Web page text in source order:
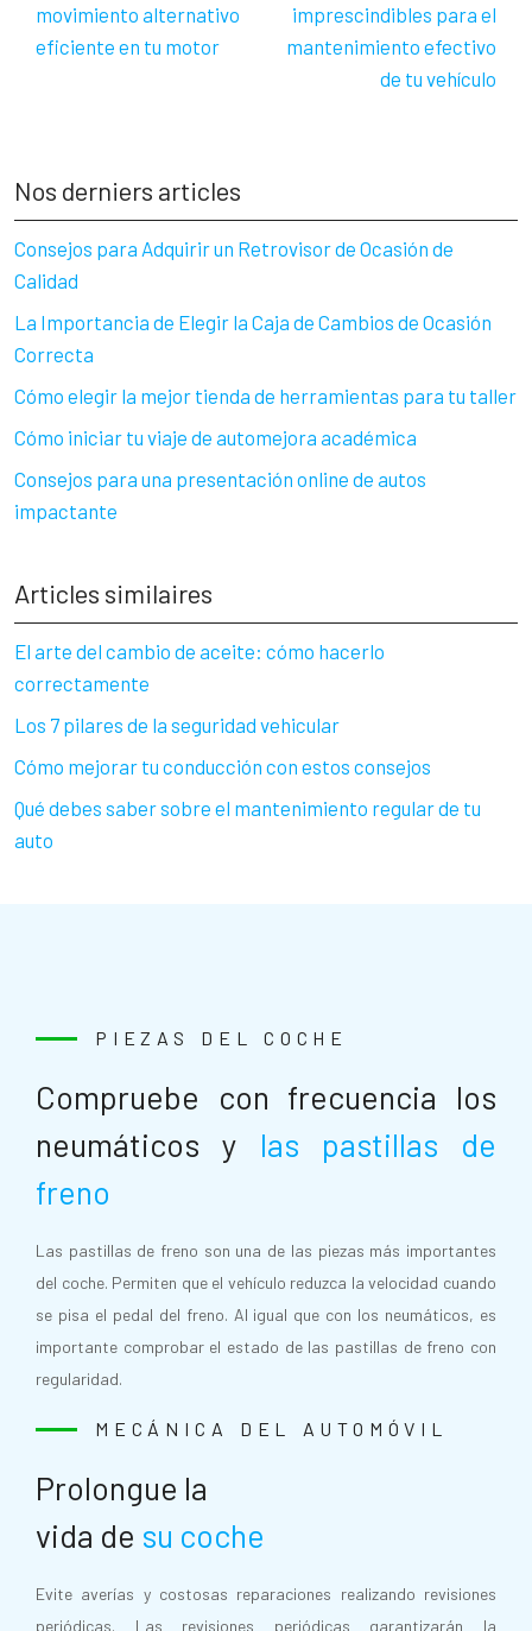
movimiento alternativo
eficiente en tu motor
imprescindibles para el
mantenimiento efectivo
de tu vehículo
Nos derniers articles
Consejos para Adquirir un Retrovisor de Ocasión de
Calidad
La Importancia de Elegir la Caja de Cambios de Ocasión
Correcta
Cómo elegir la mejor tienda de herramientas para tu taller
Cómo iniciar tu viaje de automejora académica
Consejos para una presentación online de autos
impactante
Articles similaires
El arte del cambio de aceite: cómo hacerlo
correctamente
Los 7 pilares de la seguridad vehicular
Cómo mejorar tu conducción con estos consejos
Qué debes saber sobre el mantenimiento regular de tu
auto
PIEZAS DEL COCHE
Compruebe con frecuencia los
neumáticos y las pastillas de
freno
Las pastillas de freno son una de las piezas más importantes
del coche. Permiten que el vehículo reduzca la velocidad cuando
se pisa el pedal del freno. Al igual que con los neumáticos, es
importante comprobar el estado de las pastillas de freno con
regularidad.
MECÁNICA DEL AUTOMÓVIL
Prolongue la
vida de su coche
Evite averías y costosas reparaciones realizando revisiones
periódicas. Las revisiones periódicas garantizarán la